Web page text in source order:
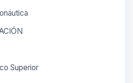
Superior